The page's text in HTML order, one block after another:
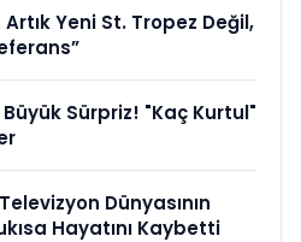
Artık Yeni St. Tropez Değil,
Sürpriz! "Kaç Kurtul"
Dünyasının
Hayatını Kaybetti